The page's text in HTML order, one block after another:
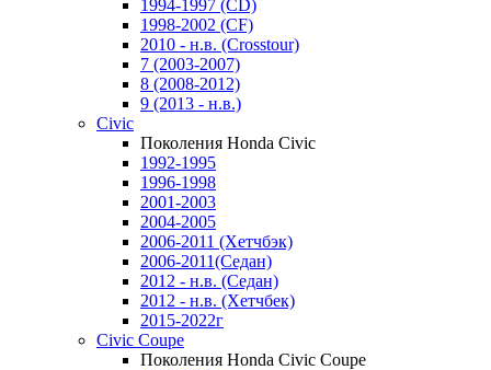
1994-1997 (CD)
1998-2002 (CF)
2010 - н.в. (Crosstour)
7 (2003-2007)
8 (2008-2012)
9 (2013 - н.в.)
Civic
Поколения Honda Civic
1992-1995
1996-1998
2001-2003
2004-2005
2006-2011 (Хетчбэк)
2006-2011(Седан)
2012 - н.в. (Седан)
2012 - н.в. (Хетчбек)
2015-2022г
Civic Coupe
Поколения Honda Civic Coupe